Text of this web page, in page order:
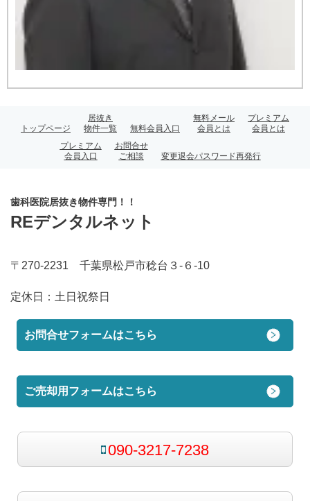
トップページ
居抜き
物件一覧
無料会員入口
無料メール
会員とは
プレミアム
会員とは
プレミアム
会員入口
お問合せ
ご相談
変更退会パスワード再発行
歯科医院居抜き物件専門！！
REデンタルネット
〒270-2231 千葉県松戸市稔台３-６-10
定休日： 土日祝祭日
お問合せフォームはこちら
ご売却用フォームはこちら
090-3217-7238